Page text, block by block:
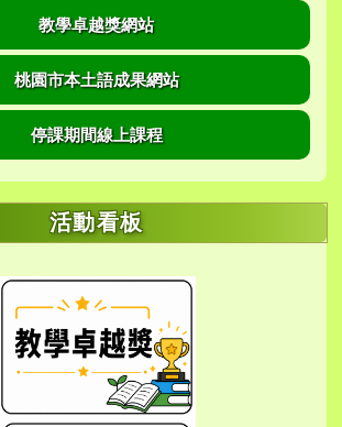
教學卓越獎網站
桃園市本土語成果網站
停課期間線上課程
活動看板
link to https://
link to https://
link to https://
link to https://sites.google.com/
link to https://sites.google.com/
link to https://
link to https://
link to https://
link to https://
link to https://
link to https://10000.gov.tw/
link to https://